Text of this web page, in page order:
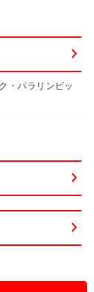
・パラリンピッ